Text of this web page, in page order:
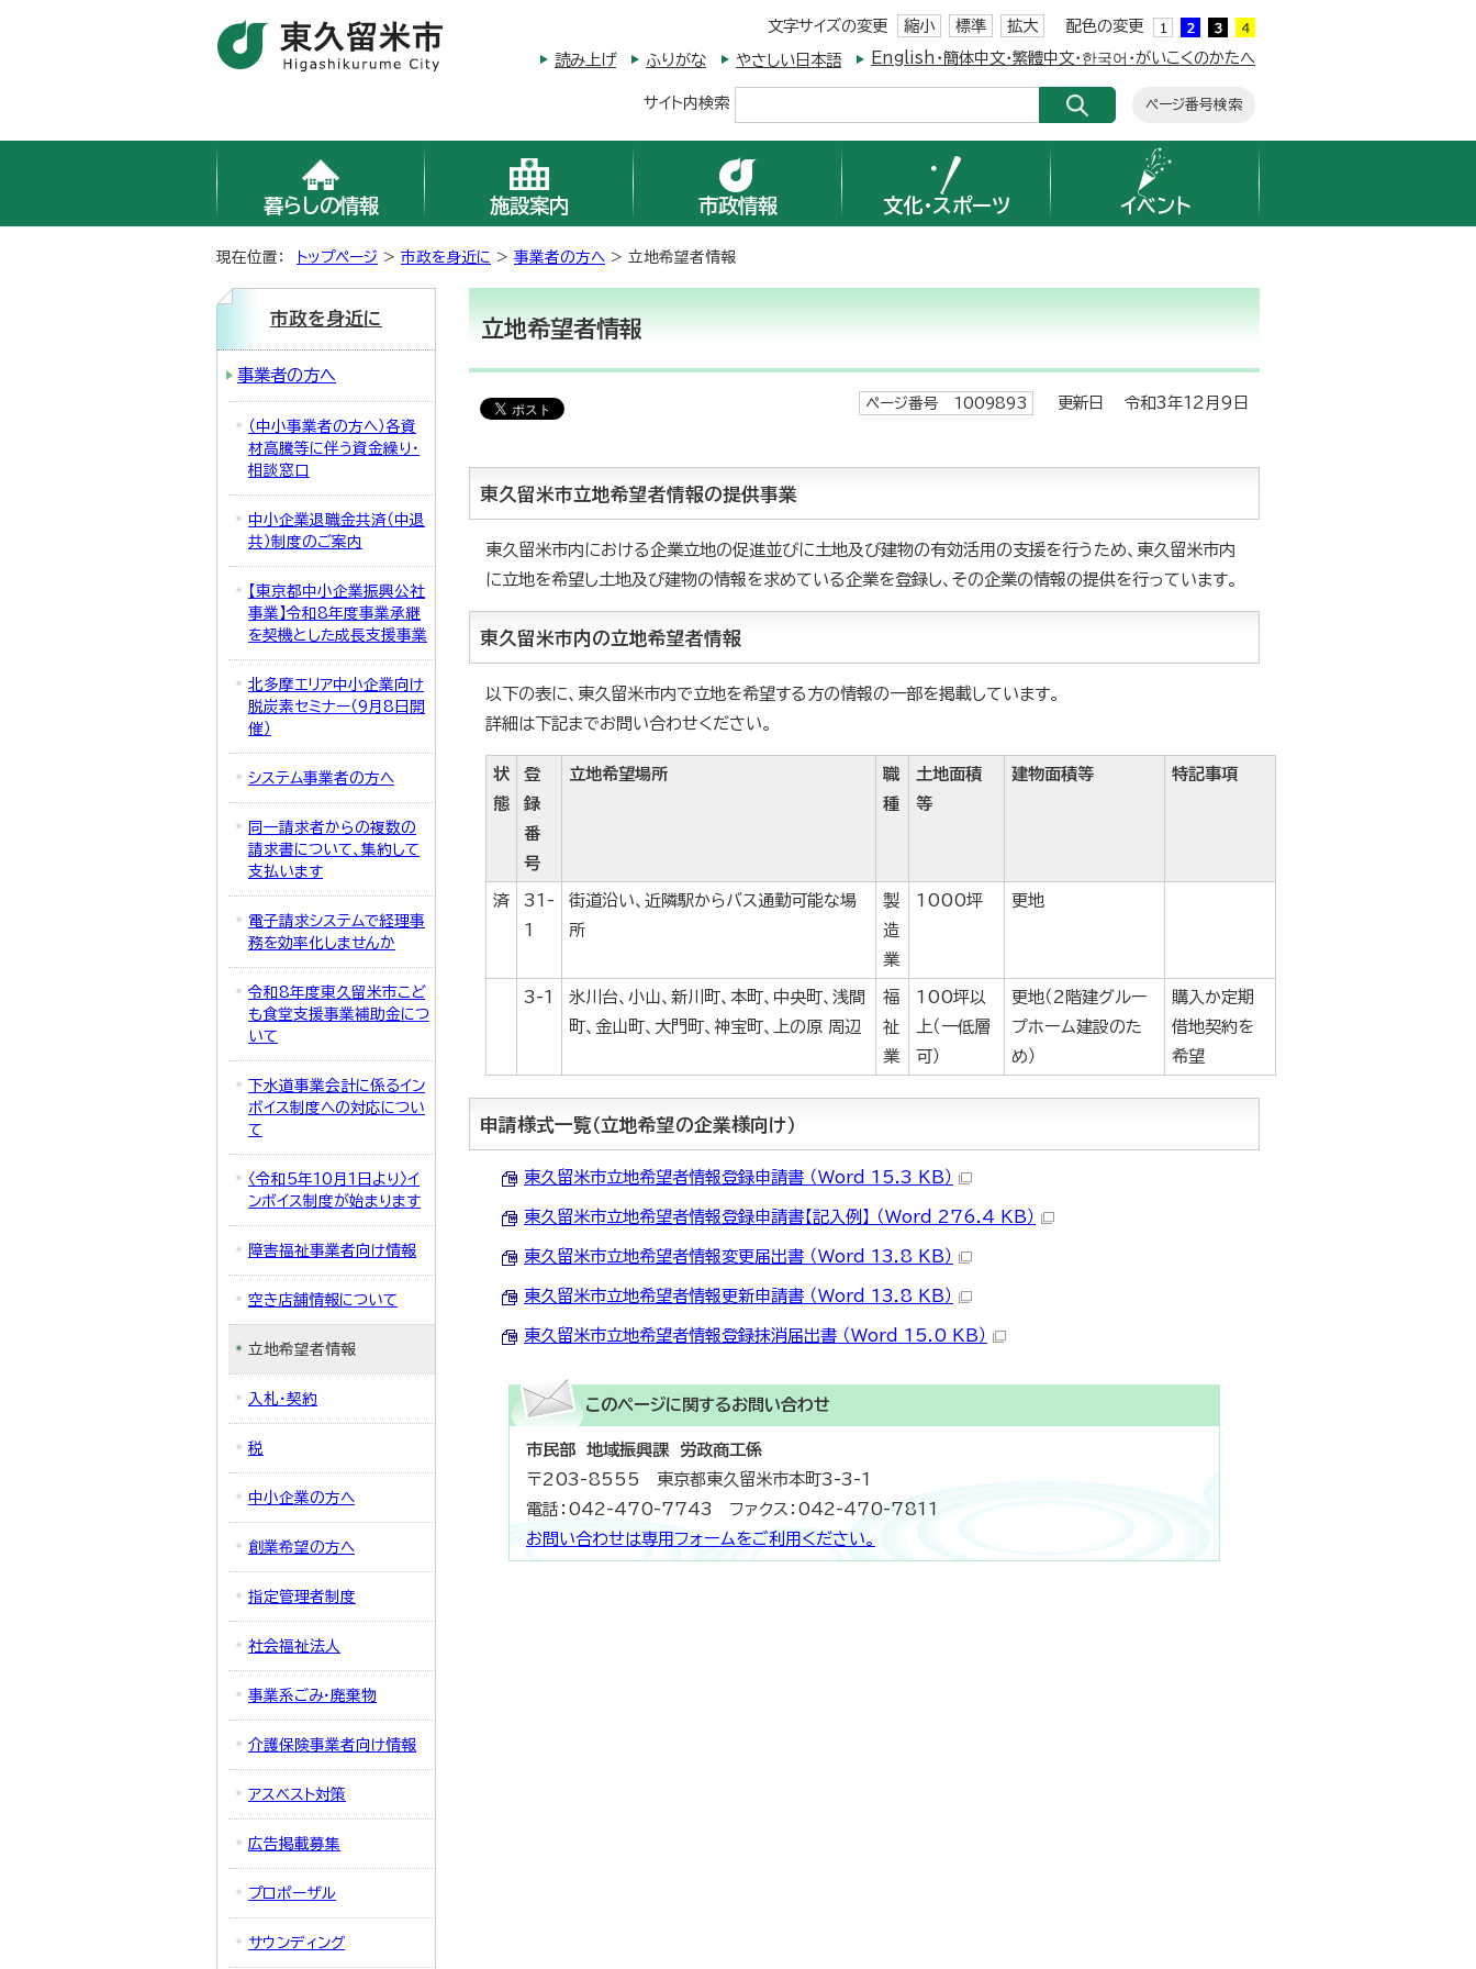
文字サイズの変更 縮小 標準 拡大 配色の変更
読み上げ ふりがな やさしい日本語 English・簡体中文・繁體中文・한국어・がいこくのかたへ
サイト内検索 ページ番号検索
暮らしの情報 施設案内 市政情報 文化・スポーツ イベント
現在位置： トップページ > 市政を身近に > 事業者の方へ > 立地希望者情報
立地希望者情報
ページ番号 1009893 更新日 令和3年12月9日
東久留米市立地希望者情報の提供事業
東久留米市内における企業立地の促進並びに土地及び建物の有効活用の支援を行うため、東久留米市内
に立地を希望し土地及び建物の情報を求めている企業を登録し、その企業の情報の提供を行っています。
東久留米市内の立地希望者情報
以下の表に、東久留米市内で立地を希望する方の情報の一部を掲載しています。
詳細は下記までお問い合わせください。
状
態
登
録
番
号
立地希望場所
職
種
土地面積
等
建物面積等 特記事項
済
31-
1
街道沿い、近隣駅からバス通勤可能な場
所
製
造
業
1000坪 更地
3-1
氷川台、小山、新川町、本町、中央町、浅間
町、金山町、大門町、神宝町、上の原 周辺
福
祉
業
100坪以
上（一低層
可）
更地（2階建グルー
プホーム建設のた
め）
購入か定期
借地契約を
希望
申請様式一覧（立地希望の企業様向け）
東久留米市立地希望者情報登録申請書 （Word 15.3 KB）
東久留米市立地希望者情報登録申請書【記入例】 （Word 276.4 KB）
東久留米市立地希望者情報変更届出書 （Word 13.8 KB）
東久留米市立地希望者情報更新申請書 （Word 13.8 KB）
東久留米市立地希望者情報登録抹消届出書 （Word 15.0 KB）
このページに関するお問い合わせ
市民部 地域振興課 労政商工係
〒203-8555 東京都東久留米市本町3-3-1
電話：042-470-7743 ファクス：042-470-7811
お問い合わせは専用フォームをご利用ください。
市政を身近に
事業者の方へ
（中小事業者の方へ）各資
材高騰等に伴う資金繰り・
相談窓口
中小企業退職金共済（中退
共）制度のご案内
【東京都中小企業振興公社
事業】令和8年度事業承継
を契機とした成長支援事業
北多摩エリア中小企業向け
脱炭素セミナー（9月8日開
催）
システム事業者の方へ
同一請求者からの複数の
請求書について、集約して
支払います
電子請求システムで経理事
務を効率化しませんか
令和8年度東久留米市こど
も食堂支援事業補助金につ
いて
下水道事業会計に係るイン
ボイス制度への対応につい
て
〈令和5年10月1日より〉イ
ンボイス制度が始まります
障害福祉事業者向け情報
空き店舗情報について
立地希望者情報
入札・契約
税
中小企業の方へ
創業希望の方へ
指定管理者制度
社会福祉法人
事業系ごみ・廃棄物
介護保険事業者向け情報
アスベスト対策
広告掲載募集
プロポーザル
サウンディング